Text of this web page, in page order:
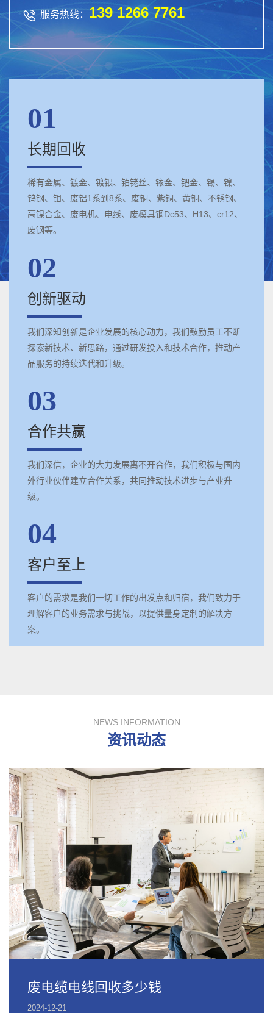
 服务热线： 139 1266 7761
01
长期回收
稀有金属、镀金、镀银、铂铑丝、铱金、钯金、锡、镍、
钨钢、钼、废铝1系到8系、废铜、紫铜、黄铜、不锈钢、
高镍合金、废电机、电线、废模具钢Dc53、H13、cr12、
废钢等。
02
创新驱动
我们深知创新是企业发展的核心动力，我们鼓励员工不断
探索新技术、新思路，通过研发投入和技术合作，推动产
品服务的持续迭代和升级。
03
合作共赢
我们深信，企业的大力发展离不开合作，我们积极与国内
外行业伙伴建立合作关系，共同推动技术进步与产业升
级。
04
客户至上
客户的需求是我们一切工作的出发点和归宿，我们致力于
理解客户的业务需求与挑战，以提供量身定制的解决方
案。
NEWS INFORMATION
资讯动态
废电缆电线回收多少钱
2024-12-21